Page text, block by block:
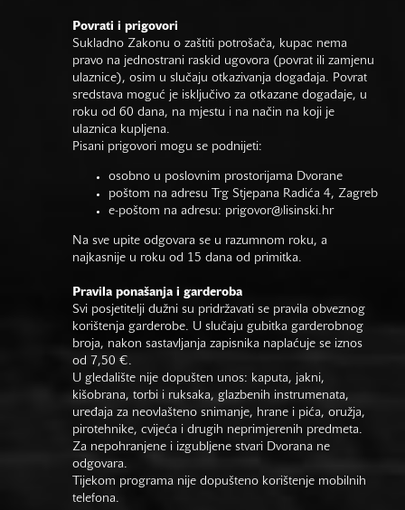
Povrati i prigovori
Sukladno Zakonu o zaštiti potrošača, kupac nema
pravo na jednostrani raskid ugovora (povrat ili zamjenu
ulaznice), osim u slučaju otkazivanja događaja. Povrat
sredstava moguć je isključivo za otkazane događaje, u
roku od 60 dana, na mjestu i na način na koji je
ulaznica kupljena.
Pisani prigovori mogu se podnijeti:
osobno u poslovnim prostorijama Dvorane
poštom na adresu Trg Stjepana Radića 4, Zagreb
e-poštom na adresu: prigovor@lisinski.hr
Na sve upite odgovara se u razumnom roku, a
najkasnije u roku od 15 dana od primitka.
Pravila ponašanja i garderoba
Svi posjetitelji dužni su pridržavati se pravila obveznog
korištenja garderobe. U slučaju gubitka garderobnog
broja, nakon sastavljanja zapisnika naplaćuje se iznos
od 7,50 €.
U gledalište nije dopušten unos: kaputa, jakni,
kišobrana, torbi i ruksaka, glazbenih instrumenata,
uređaja za neovlašteno snimanje, hrane i pića, oružja,
pirotehnike, cvijeća i drugih neprimjerenih predmeta.
Za nepohranjene i izgubljene stvari Dvorana ne
odgovara.
Tijekom programa nije dopušteno korištenje mobilnih
telefona.